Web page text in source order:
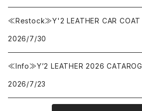
≪Restock≫Y'2 LEATHER CAR COAT
2026/7/30
≪Info≫Y’2 LEATHER 2026 CATAROG
2026/7/23